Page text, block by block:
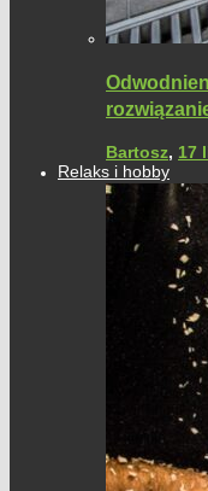
Bartosz, 17
Relaks i hobby